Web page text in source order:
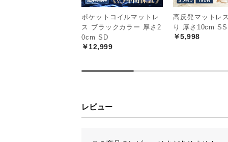
ポケットコイルマットレ
ス ブラックカラー 厚さ2
0cm SD
￥12,999
高反発マットレ
り 厚さ10cm SS
￥5,998
レビュー